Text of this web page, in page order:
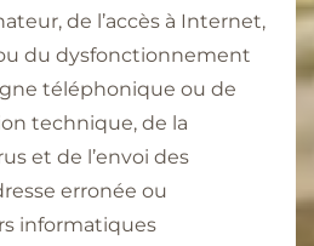
de l’accès à Internet,
du dysfonctionnement
téléphonique ou de
technique, de la
et de l’envoi des
erronée ou
informatiques